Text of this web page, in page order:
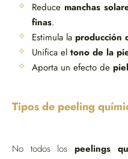
Reduce manchas
finas.
Estimula la producción
Unifica el tono de la
Aporta un efecto de
Tipos de peeling
No todos los peelings